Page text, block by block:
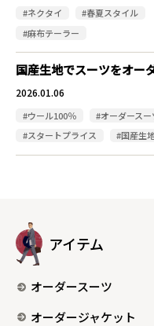
#ネクタイ
#春夏スタイル
#麻布テーラー
国産生地でスーツをオー
2026.01.06
#ウール100％
#オーダースー
#スタートプライス
#国産生
アイテム
オーダースーツ
オーダージャケット